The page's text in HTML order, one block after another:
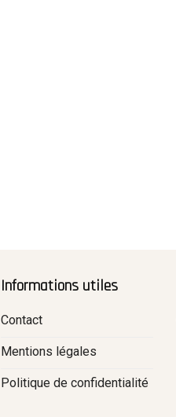
Informations utiles
Contact
Mentions légales
Politique de confidentialité